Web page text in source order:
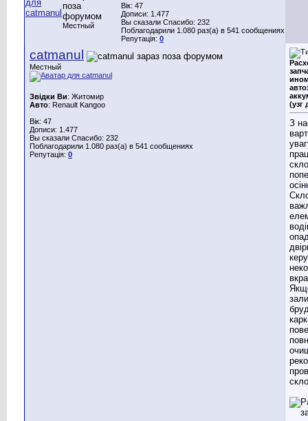
Местный
Вік: 47
Дописи: 1.477
Вы сказали Спасибо: 232
Поблагодарили 1.080 раз(а) в 541 сообщениях
Репутація: 0
catmanul
Местный
Звідки Ви: Житомир
Авто: Renault Kangoo
Вік: 47
Дописи: 1.477
Вы сказали Спасибо: 232
Поблагодарили 1.080 раз(а) в 541 сообщениях
Репутація: 0
(узг
З